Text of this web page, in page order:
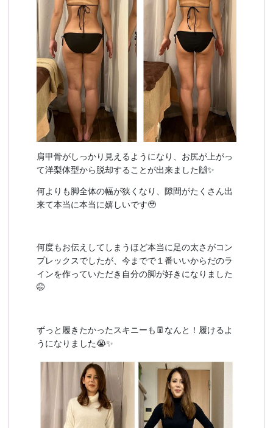
肩甲骨がしっかり見えるようになり、お尻が上がっ
て洋梨体型から脱却することが出来ました🙌✨
何よりも脚全体の幅が狭くなり、隙間がたくさん出
来て本当に本当に嬉しいです🥹
何度もお伝えしてしまうほど本当に足の太さがコン
プレックスでしたが、今までで１番いいからだのラ
インを作っていただき自分の脚が好きになりました
🤭
ずっと履きたかったスキニーも👖なんと！履けるよ
うになりました😭✨